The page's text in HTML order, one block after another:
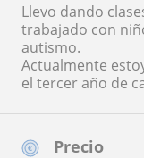
Precio
Llevo dando
trabajado con
autismo.
Actualmente
el tercer año de